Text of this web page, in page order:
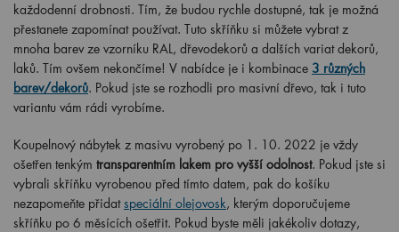
každodenní drobnosti. Tím, že budou rychle dostupné, tak je možná
přestanete zapomínat používat. Tuto skříňku si můžete vybrat z
mnoha barev ze vzorníku RAL, dřevodekorů a dalších variat dekorů,
laků. Tím ovšem nekončíme! V nabídce je i kombinace 3 různých
barev/dekorů. Pokud jste se rozhodli pro masivní dřevo, tak i tuto
variantu vám rádi vyrobíme.
Koupelnový nábytek z masivu vyrobený po 1 . 10. 2022 je vždy
ošetřen tenkým transparentním lakem pro vyšší odolnost. Pokud jste si
vybrali skříňku vyrobenou před tímto datem, pak do košíku
nezapomeňte přidatspeciální olejovosk, kterým doporučujeme
skříňku po 6 měsících ošetřit. Pokud byste měli jakékoliv dotazy,